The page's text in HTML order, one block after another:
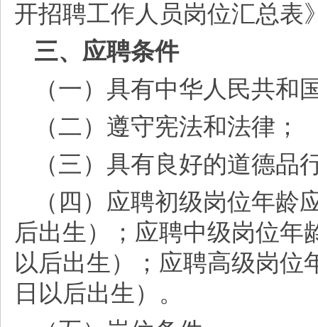
开招聘工作人员岗位汇总表
三、应聘条件
（一）具有中华人民共和
（二）遵守宪法和法律；
（三）具有良好的道德品
（四）应聘初级岗位年龄
后出生）；应聘中级岗位年
以后出生）；应聘高级岗位
日以后出生）。